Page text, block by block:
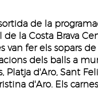
de la
de la Costa Brava
van fer els sopars
dels balls a
Platja d'Aro, Sant
d'Aro. Els